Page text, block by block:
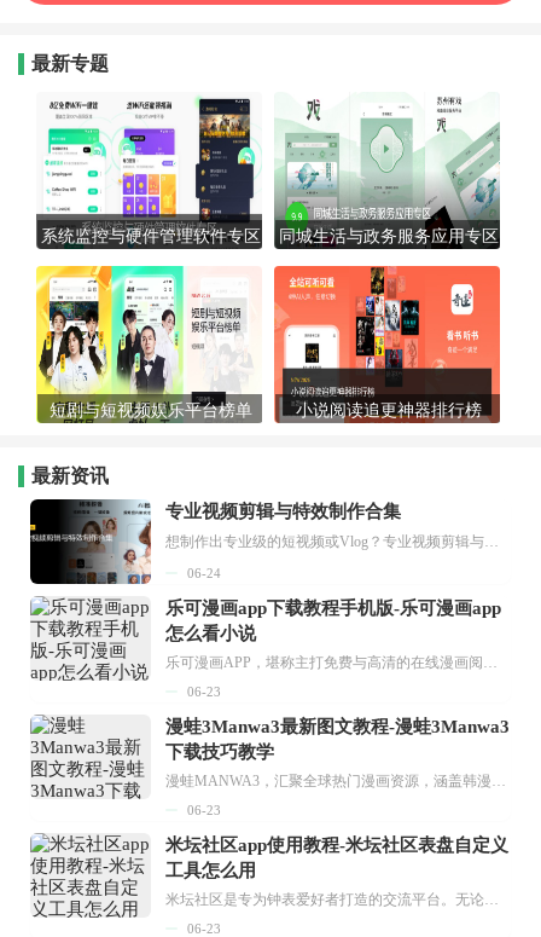
最新专题
系统监控与硬件管理软件专区 同城生活与政务服务应用专区
短剧与短视频娱乐平台榜单 小说阅读追更神器排行榜
最新资讯
专业视频剪辑与特效制作合集
想制作出专业级的短视频或Vlog？专业视频剪辑与特效制作大全专题为你提供了从剪辑、抠像到特效包装的全套解决方案。无论是添加炫酷的片头、进行精准的视频抠图，还是制...
06-24
乐可漫画app下载教程手机版-乐可漫画app
怎么看小说
乐可漫画APP，堪称主打免费与高清的在线漫画阅读神器。其官方版提供海量完整版漫画资源，无论是国内漫画，还是日漫、韩漫、台漫、美漫等国外漫画，应有尽有，随时供你阅读。只需轻点一下，便能直接进入阅读界面。不仅如此，乐可漫画最新版本更新速度极快，在这里，你总能抢先看到全网一手漫画章节内容！...
06-23
漫蛙3Manwa3最新图文教程-漫蛙3Manwa3
下载技巧教学
漫蛙MANWA3，汇聚全球热门漫画资源，涵盖韩漫、欧美漫画、国漫等多种类型，题材丰富多样，全方位满足用户阅读喜好。它不仅是阅读平台，更是创作平台，为广大用户打造零门槛创作环境。...
06-23
米坛社区app使用教程-米坛社区表盘自定义
工具怎么用
米坛社区是专为钟表爱好者打造的交流平台。无论你是初涉钟表领域的普通爱好者，还是拥有多年收藏经验的资深玩家，都能在此找到属于自己的天地。 无需注册，就能轻松参与其中。通过专业的讨论论坛与丰富的交互功能，你可与世界各地的钟表爱好者畅快交流。若你钟情于钟表，米坛社区无疑是值得一试的理想之选。在这里，你能获取最新的手表资讯，交流见解，提升鉴赏品味，让每一块手表都成为收藏故事中重要的一部分。感兴趣的朋友，不要错过下载机会。...
06-23